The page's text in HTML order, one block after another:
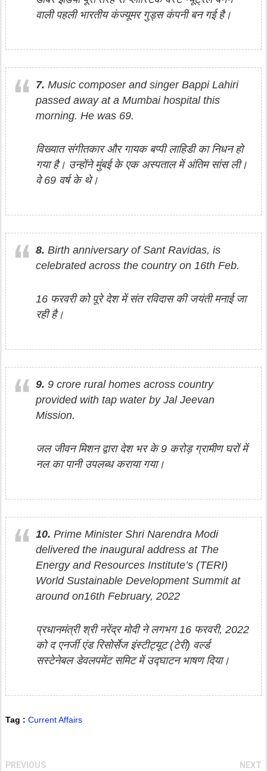
वाली पहली भारतीय कंज्यूमर गुड्स कंपनी बन गई है।
7. Music composer and singer Bappi Lahiri
passed away at a Mumbai hospital this
morning. He was 69.
विख्‍यात संगीतकार और गायक बप्‍पी लाहिडी का निधन हो
गया है। उन्‍होंने मुंबई के एक अस्‍पताल में अंतिम सांस ली।
वे 69 वर्ष के थे।
8. Birth anniversary of Sant Ravidas, is
celebrated across the country on 16th Feb.
16 फरवरी को पूरे देश में संत रविदास की जयंती मनाई जा
रही है।
9. 9 crore rural homes across country
provided with tap water by Jal Jeevan
Mission.
जल जीवन मिशन द्वारा देश भर के 9 करोड़ ग्रामीण घरों में
नल का पानी उपलब्ध कराया गया।
10. Prime Minister Shri Narendra Modi
delivered the inaugural address at The
Energy and Resources Institute’s (TERI)
World Sustainable Development Summit at
around on16th February, 2022
प्रधानमंत्री श्री नरेंद्र मोदी ने लगभग 16 फरवरी, 2022
को द एनर्जी एंड रिसोर्सेज इंस्टीट्यूट (टेरी) वर्ल्ड
सस्टेनेबल डेवलपमेंट समिट में उद्घाटन भाषण दिया।
Tag : Current Affairs
PREVIOUS
NEXT